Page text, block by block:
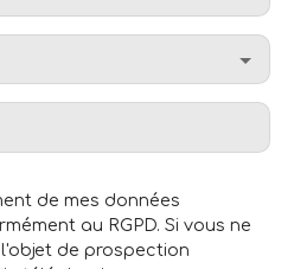
de mes données
au RGPD. Si vous ne
de prospection